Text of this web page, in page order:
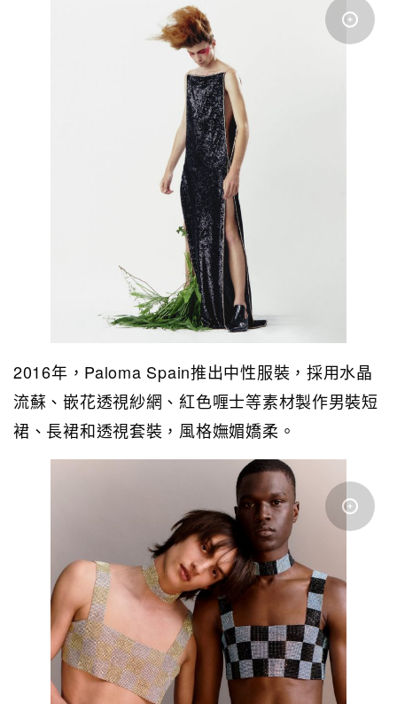
2016年，Paloma Spain推出中性服裝，採用水晶
流蘇、嵌花透視紗網、紅色喱士等素材製作男裝短
裙、長裙和透視套裝，風格嫵媚嬌柔。